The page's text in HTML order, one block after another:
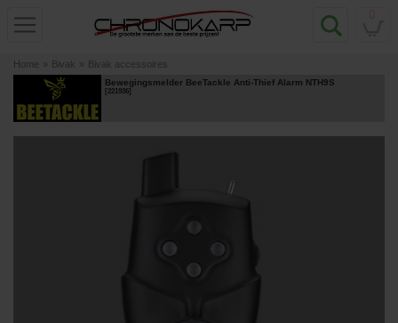
Home » Bivak » Bivak accessoires
Bewegingsmelder BeeTackle Anti-Thief Alarm NTH9S
[221936]